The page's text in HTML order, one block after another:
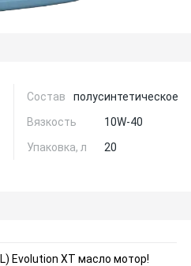
Состав
полусинтетическое
Вязкость
10W-40
Упаковка, л
20
Evolution XT масло мотор!